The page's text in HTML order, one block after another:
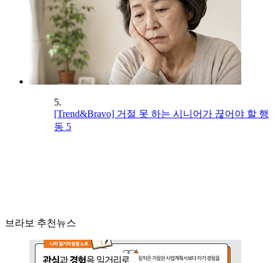
5.
[Trend&Bravo] 거절 못 하는 시니어가 끊어야 할 행
동 5
브라보 추천뉴스